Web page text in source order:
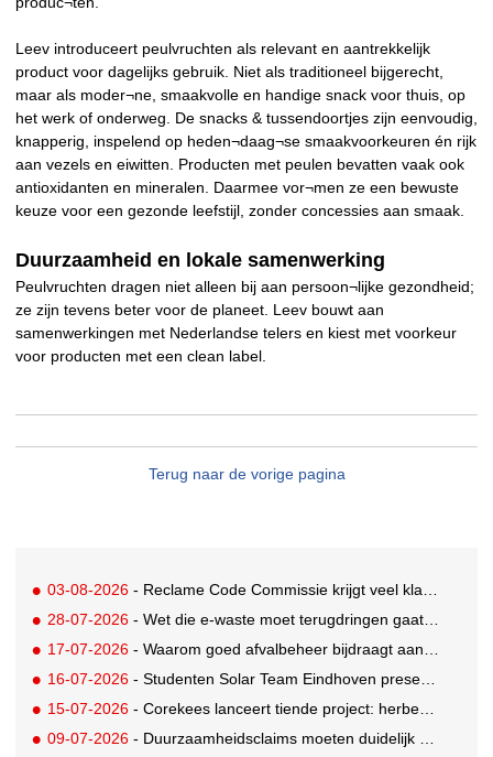
Leev introduceert peulvruchten als relevant en aantrekkelijk
product voor dagelijks gebruik. Niet als traditioneel bijgerecht,
maar als moder¬ne, smaakvolle en handige snack voor thuis, op
het werk of onderweg. De snacks & tussendoortjes zijn eenvoudig,
knapperig, inspelend op heden¬daag¬se smaakvoorkeuren én rijk
aan vezels en eiwitten. Producten met peulen bevatten vaak ook
antioxidanten en mineralen. Daarmee vor¬men ze een bewuste
keuze voor een gezonde leefstijl, zonder concessies aan smaak.
Duurzaamheid en lokale samenwerking
Peulvruchten dragen niet alleen bij aan persoon¬lijke gezondheid;
ze zijn tevens beter voor de planeet. Leev bouwt aan
samenwerkingen met Nederlandse telers en kiest met voorkeur
voor producten met een clean label.
Terug naar de vorige pagina
03-08-2026 - Reclame Code Commissie krijgt veel klachten over duurzaamheidsclaims
28-07-2026 - Wet die e-waste moet terugdringen gaat in, maar veel Nederlanders hebben er nog nooit van gehoord
17-07-2026 - Waarom goed afvalbeheer bijdraagt aan een professionelere bedrijfsvoering
16-07-2026 - Studenten Solar Team Eindhoven presenteren 's werelds eerste zonne-ambulance
15-07-2026 - Corekees lanceert tiende project: herbebossing met koffie
09-07-2026 - Duurzaamheidsclaims moeten duidelijk en controleerbaar zijn vanaf 27 september